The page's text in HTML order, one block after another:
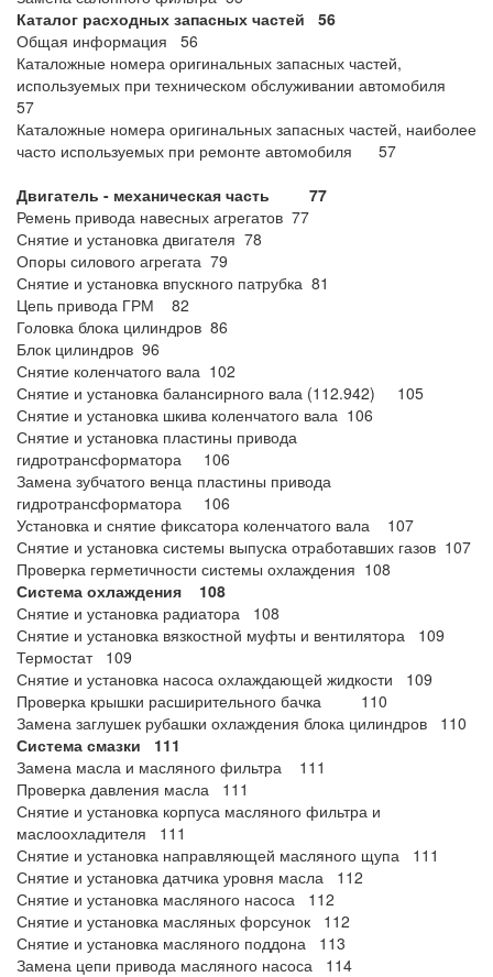
Каталог расходных запасных частей 56
Общая информация 56
Каталожные номера оригинальных запасных частей,
используемых при техническом обслуживании автомобиля
57
Каталожные номера оригинальных запасных частей, наиболее
часто используемых при ремонте автомобиля 57
Двигатель - механическая часть 77
Ремень привода навесных агрегатов 77
Снятие и установка двигателя 78
Опоры силового агрегата 79
Снятие и установка впускного патрубка 81
Цепь привода ГРМ 82
Головка блока цилиндров 86
Блок цилиндров 96
Снятие коленчатого вала 102
Снятие и установка балансирного вала (112.942) 105
Снятие и установка шкива коленчатого вала 106
Снятие и установка пластины привода
гидротрансформатора 106
Замена зубчатого венца пластины привода
гидротрансформатора 106
Установка и снятие фиксатора коленчатого вала 107
Снятие и установка системы выпуска отработавших газов 107
Проверка герметичности системы охлаждения 108
Система охлаждения 108
Снятие и установка радиатора 108
Снятие и установка вязкостной муфты и вентилятора 109
Термостат 109
Снятие и установка насоса охлаждающей жидкости 109
Проверка крышки расширительного бачка 110
Замена заглушек рубашки охлаждения блока цилиндров 110
Система смазки 111
Замена масла и масляного фильтра 111
Проверка давления масла 111
Снятие и установка корпуса масляного фильтра и
маслоохладителя 111
Снятие и установка направляющей масляного щупа 111
Снятие и установка датчика уровня масла 112
Снятие и установка масляного насоса 112
Снятие и установка масляных форсунок 112
Снятие и установка масляного поддона 113
Замена цепи привода масляного насоса 114